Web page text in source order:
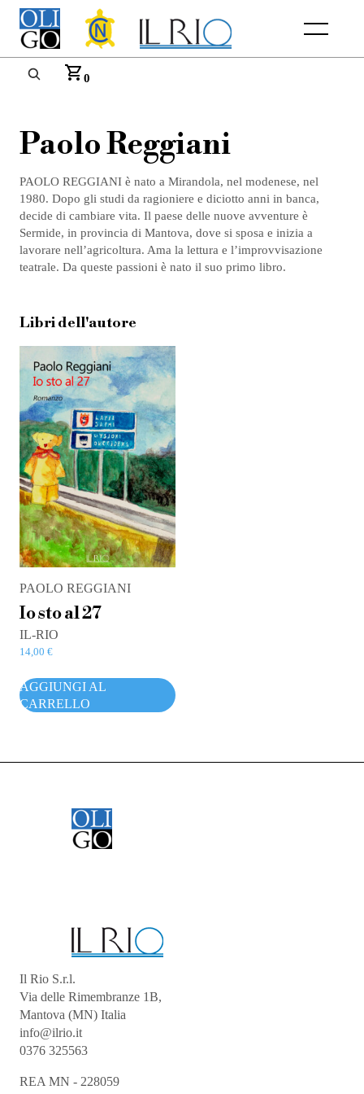
Menu
0
Paolo Reggiani
PAOLO REGGIANI è nato a Mirandola, nel modenese, nel
1980. Dopo gli studi da ragioniere e diciotto anni in banca,
decide di cambiare vita. Il paese delle nuove avventure è
Sermide, in provincia di Mantova, dove si sposa e inizia a
lavorare nell’agricoltura. Ama la lettura e l’improvvisazione
teatrale. Da queste passioni è nato il suo primo libro.
Libri dell'autore
PAOLO REGGIANI
Io sto al 27
IL-RIO
14,00 €
AGGIUNGI AL
CARRELLO
Il Rio S.r.l.
Via delle Rimembranze 1B,
Mantova (MN) Italia
info@ilrio.it
0376 325563
REA MN - 228059